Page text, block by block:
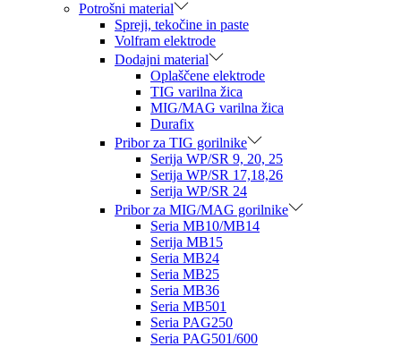
Potrošni material
Spreji, tekočine in paste
Volfram elektrode
Dodajni material
Oplaščene elektrode
TIG varilna žica
MIG/MAG varilna žica
Durafix
Pribor za TIG gorilnike
Serija WP/SR 9, 20, 25
Serija WP/SR 17,18,26
Serija WP/SR 24
Pribor za MIG/MAG gorilnike
Seria MB10/MB14
Serija MB15
Seria MB24
Seria MB25
Seria MB36
Seria MB501
Seria PAG250
Seria PAG501/600